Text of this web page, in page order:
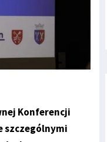
Konferencji
szczególnymi